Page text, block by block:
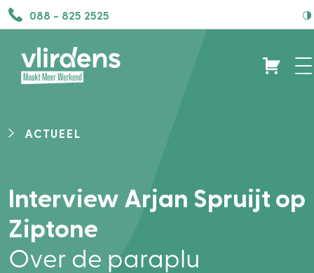
088 - 825 2525
ACTUEEL
Interview Arjan Spruijt op
Ziptone
Over de paraplu